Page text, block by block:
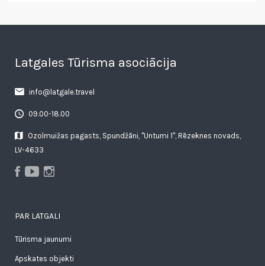
Latgales Tūrisma asociācija
info@latgale.travel
09.00-18.00
Ozolmuižas pagasts, Spundžāni, "Untumi 1", Rēzeknes novads,
LV-4633
PAR LATGALI
Tūrisma jaunumi
Apskates objekti